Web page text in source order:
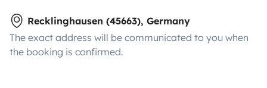
Recklinghausen (45663), Germany
The exact address will be communicated to you when
the booking is confirmed.